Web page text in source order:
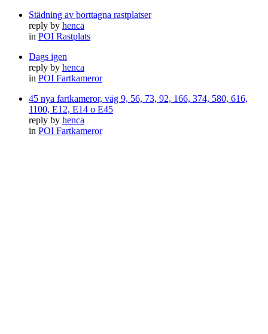
Städning av borttagna rastplatser
reply by henca
in POI Rastplats
Dags igen
reply by henca
in POI Fartkameror
45 nya fartkameror, väg 9, 56, 73, 92, 166, 374, 580, 616,
1100, E12, E14 o E45
reply by henca
in POI Fartkameror